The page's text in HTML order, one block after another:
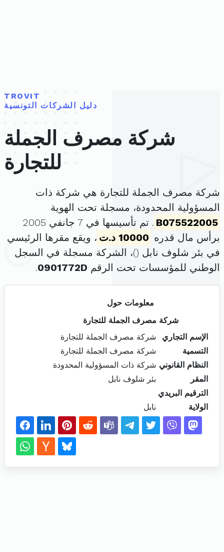
TROVIT
دليل الشركات التونسية
شركة مصرف الجملة
للتجارة
شركة مصرف الجملة للتجارة هي شركة ذات
المسؤولية المحدودة، مسجلة تحت الهوية
B075522005
. تم تأسيسها في 7 جانفي 2005
برأس مال قدره 10000 د.ت
، ويقع مقرها الرئيسي
في بئر شلوف نابل ()، الشركة مسجلة في السجل
الوطني للمؤسسات تحت الرقم 0901772D
.
معلومات حول
شركة مصرف الجملة للتجارة
الإسم التجاري
شركة مصرف الجملة للتجارة
التسمية
شركة مصرف الجملة للتجارة
النظام القانوني شركة ذات المسؤولية المحدودة
المقر
بئر شلوف نابل
الترقيم البريدي
الولاية
نابل